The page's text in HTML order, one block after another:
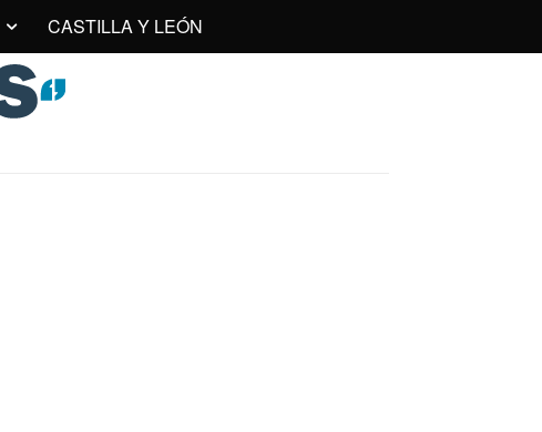
CASTILLA Y LEÓN